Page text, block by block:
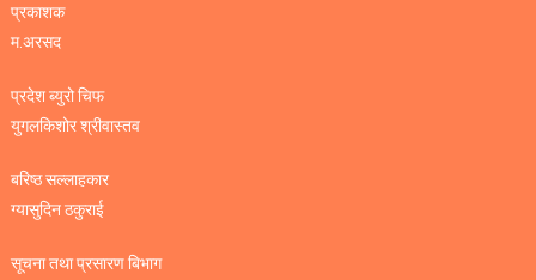
प्रकाशक
म.अरसद
प्रदेश ब्युरो चिफ
युगलकिशोर श्रीवास्तव
बरिष्ठ सल्लाहकार
ग्यासुदिन ठकुराई
सूचना तथा प्रसारण बिभाग